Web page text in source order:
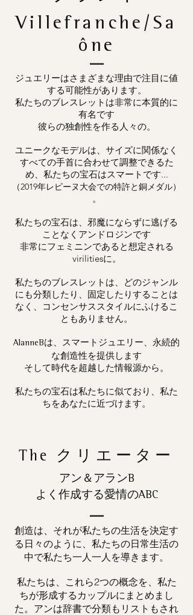
Villefranche/Sa
ône
ジュエリーはさまざまな理由で注目に値
する可能性があります。
私たちのブレスレットは非常に本質的に
有名です
彼らの独創性を作る人々の。
ユニークなモデルは、サイズに関係なく
すべての手首に合わせて調整できるた
め、私たちの宝石はスマートです...
（2019年レピーヌ大会での特許と銅メダル）
。
私たちの宝石は、邪魔にならずに逃げる
ことなくアンドロジンです
非常にフェミニンであると想定される
virilitiesに。
私たちのブレスレットは、どのジャンル
にも分類したり、固定したりすることは
なく、コンセンサススタイルにふけるこ
ともありません。
AlanneBは、スマートジュエリー、永続的
な創造性を提供します
そして時代を超越した情報源から。
私たちの宝石は私たちに似ており、私た
ちをあなたに近づけます。
The クリエーター
アン＆アランB
よく作成する愛情のABC
創造は、それが私たちの生活を決定す
る日々のように、私たちの日常生活の
中で私たち一人一人を導きます。
私たちは、これら2つの概念を、私た
ちが形成するカップルにまとめまし
た。アンは辞書で分類もリストもされ